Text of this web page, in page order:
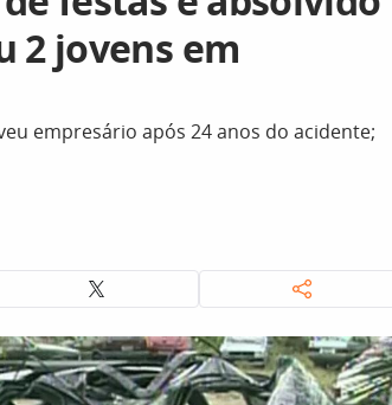
2 jovens em
empresário após 24 anos do acidente;